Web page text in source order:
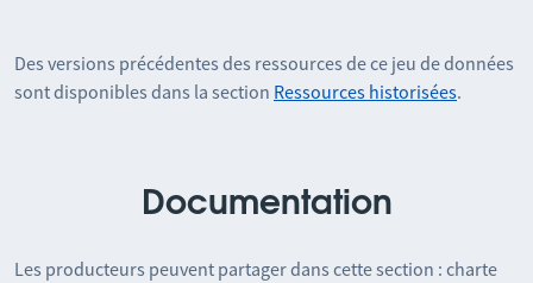
Des versions précédentes des ressources de ce jeu de données
sont disponibles dans la section Ressources historisées.
Documentation
Les producteurs peuvent partager dans cette section : charte